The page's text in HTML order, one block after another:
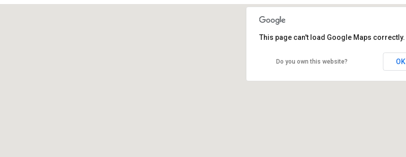
This page can't load Google Maps correctly.
Do you own this website? OK